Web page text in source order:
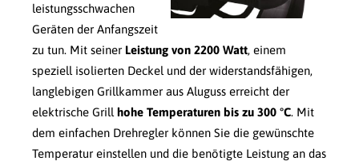
leistungsschwachen
Geräten der Anfangszeit
zu tun. Mit seiner Leistung von 2200 Watt, einem
speziell isolierten Deckel und der widerstandsfähigen,
langlebigen Grillkammer aus Aluguss erreicht der
elektrische Grill hohe Temperaturen bis zu 300 °C. Mit
dem einfachen Drehregler können Sie die gewünschte
Temperatur einstellen und die benötigte Leistung an das